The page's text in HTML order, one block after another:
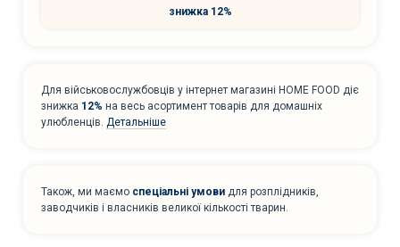
знижка 12%
Для військовослужбовців у інтернет магазині HOME FOOD діє
знижка 12% на весь асортимент товарів для домашніх
улюбленців. Детальніше
Також, ми маємо спеціальні умови для розплідників,
заводчиків і власників великої кількості тварин.